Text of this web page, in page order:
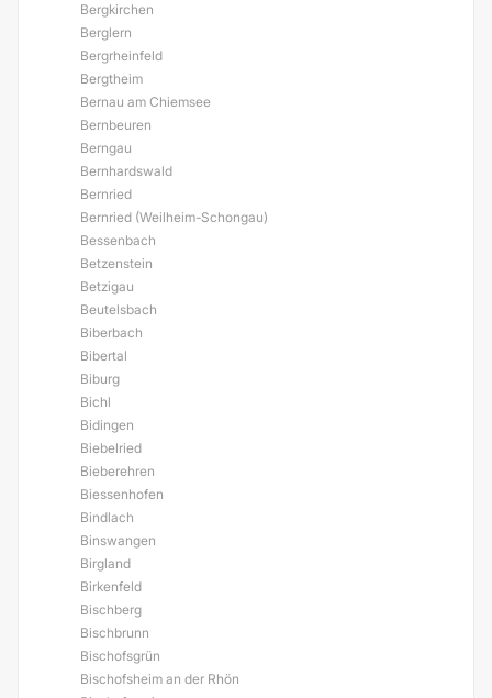
Bergkirchen
Berglern
Bergrheinfeld
Bergtheim
Bernau am Chiemsee
Bernbeuren
Berngau
Bernhardswald
Bernried
Bernried (Weilheim-Schongau)
Bessenbach
Betzenstein
Betzigau
Beutelsbach
Biberbach
Bibertal
Biburg
Bichl
Bidingen
Biebelried
Bieberehren
Biessenhofen
Bindlach
Binswangen
Birgland
Birkenfeld
Bischberg
Bischbrunn
Bischofsgrün
Bischofsheim an der Rhön